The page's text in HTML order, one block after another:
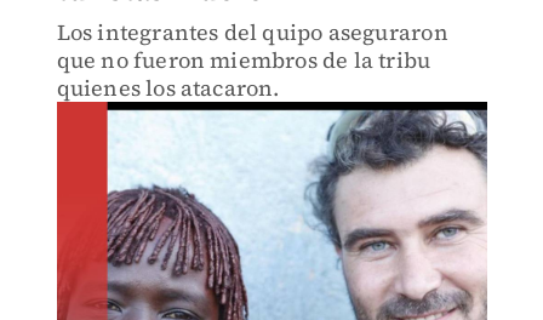
Los integrantes del quipo aseguraron
que no fueron miembros de la tribu
quienes los atacaron.